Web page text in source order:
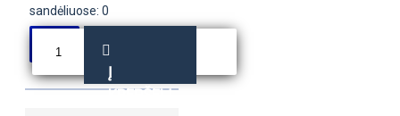
sandėliuose: 0
Į
KREPŠELĮ